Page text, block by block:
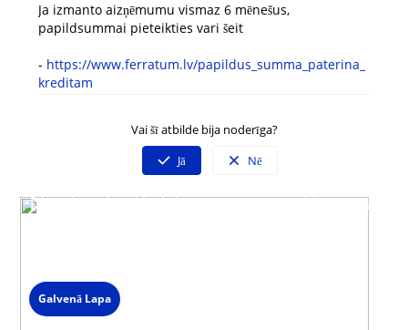
Ja izmanto aizņēmumu vismaz 6 mēnešus,
papildsummai pieteikties vari šeit
- https://www.ferratum.lv/papildus_summa_paterina_
kreditam
Vai šī atbilde bija noderīga?
Jā
Nē
Neatradi atbildi uz savu jautājumu?
Galvenā Lapa